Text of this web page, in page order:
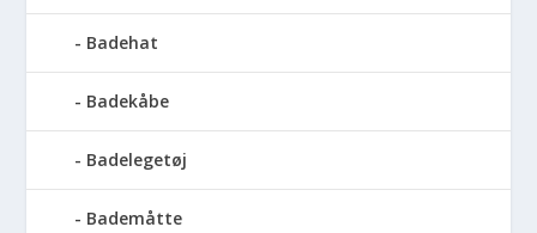
Badehat
Badekåbe
Badelegetøj
Bademåtte